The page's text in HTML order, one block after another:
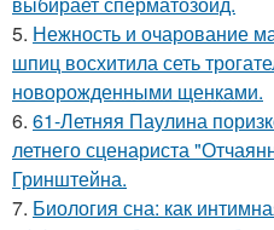
5. Нежность и очарование
шпиц восхитила сеть
новорожденными щенками.
6. 61-Летняя Паулина
летнего сценариста
Гринштейна.
7. Биология сна: как